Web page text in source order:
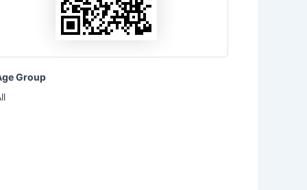
Group